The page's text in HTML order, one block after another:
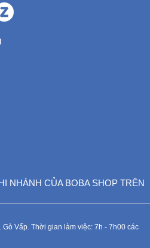
NHÁNH CỦA BOBA SHOP TRÊN
Gò Vấp. Thời gian làm việc: 7h - 7h00 các